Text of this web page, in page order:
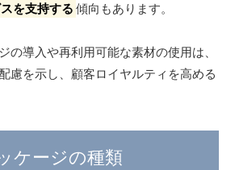
を支持する 傾向もあります。
の導入や再利用可能な素材の使用は、
慮を示し、顧客ロイヤルティを高める
ケージの種類